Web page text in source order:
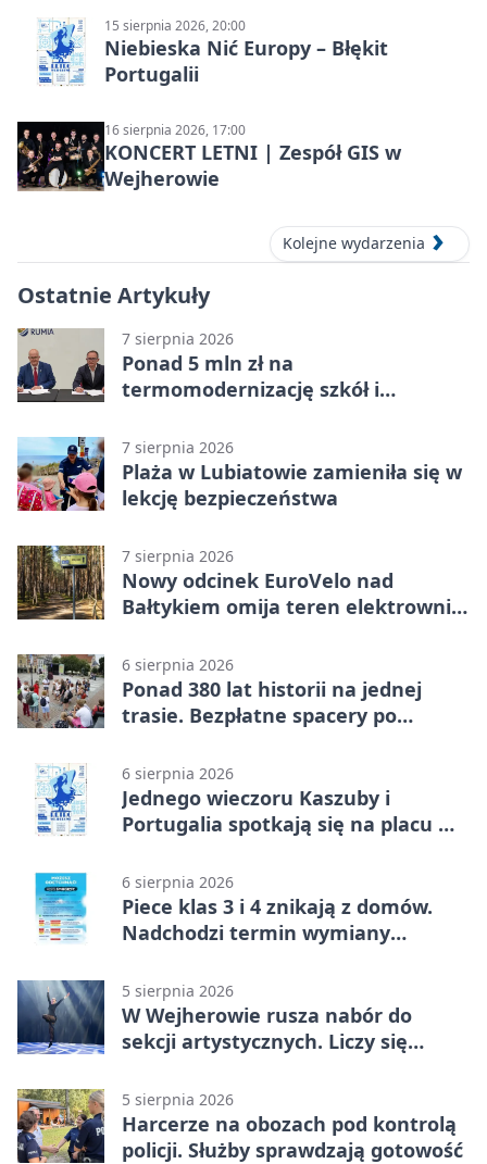
15 sierpnia 2026, 20:00
Niebieska Nić Europy – Błękit
Portugalii
16 sierpnia 2026, 17:00
KONCERT LETNI | Zespół GIS w
Wejherowie
Kolejne wydarzenia
Ostatnie Artykuły
7 sierpnia 2026
Ponad 5 mln zł na
termomodernizację szkół i
7 sierpnia 2026
Plaża w Lubiatowie zamieniła się w
lekcję bezpieczeństwa
7 sierpnia 2026
Nowy odcinek EuroVelo nad
Bałtykiem omija teren elektrowni
6 sierpnia 2026
Ponad 380 lat historii na jednej
trasie. Bezpłatne spacery po
6 sierpnia 2026
Jednego wieczoru Kaszuby i
Portugalia spotkają się na placu w
6 sierpnia 2026
Piece klas 3 i 4 znikają z domów.
Nadchodzi termin wymiany
5 sierpnia 2026
W Wejherowie rusza nabór do
sekcji artystycznych. Liczy się
5 sierpnia 2026
Harcerze na obozach pod kontrolą
policji. Służby sprawdzają gotowość